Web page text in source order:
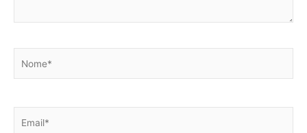
Nome*
Email*